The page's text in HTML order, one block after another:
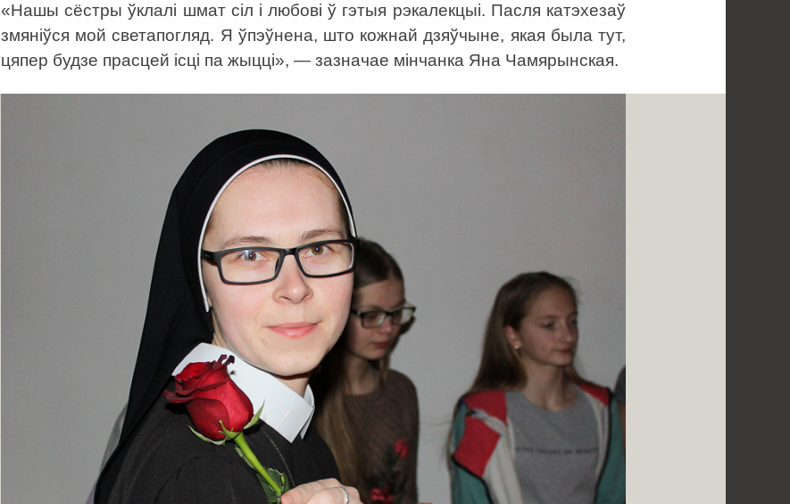
«Нашы сёстры ўклалі шмат сіл і любові ў гэтыя рэкалекцыі. Пасля катэхезаў
змяніўся мой светапогляд. Я ўпэўнена, што кожнай дзяўчыне, якая была тут,
цяпер будзе прасцей ісці па жыцці», — зазначае мінчанка Яна Чамярынская.